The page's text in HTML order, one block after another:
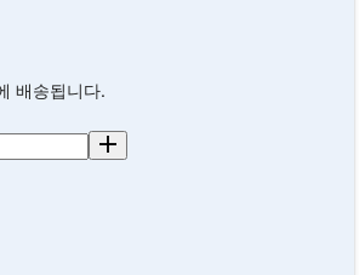
배송됩니다.